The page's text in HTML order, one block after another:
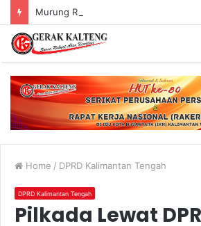
Murung Raya Menangi MTQ Korpri VIII
Home / DPRD Kalimantan Tengah
DPRD Kalimantan Tengah
Pilkada Lewat